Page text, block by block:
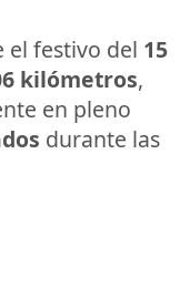
el festivo del 15
kilómetros,
en pleno
durante las